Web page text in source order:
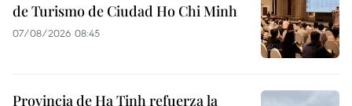
de Turismo de Ciudad Ho Chi Minh
07/08/2026 08:45
Provincia de Ha Tinh refuerza la